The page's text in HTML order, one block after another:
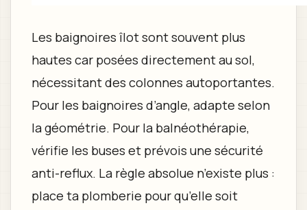
Les baignoires îlot sont souvent plus
hautes car posées directement au sol,
nécessitant des colonnes autoportantes.
Pour les baignoires d’angle, adapte selon
la géométrie. Pour la balnéothérapie,
vérifie les buses et prévois une sécurité
anti-reflux. La règle absolue n’existe plus :
place ta plomberie pour qu’elle soit